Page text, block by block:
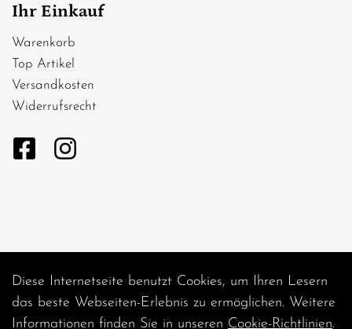
Ihr Einkauf
Warenkorb
Top Artikel
Versandkosten
Widerrufsrecht
Diese Internetseite benutzt Cookies, um Ihren Lesern
das beste Webseiten-Erlebnis zu ermöglichen. Weitere
Informationen finden Sie in unseren Cookie-Richtlinien.
Auftrag widerrufen